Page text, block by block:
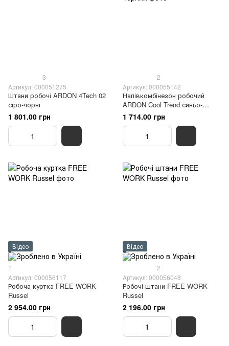
3
Артикул: 000051275
Штани робочі ARDON 4Tech 02
сіро-чорні
1 801.00 грн
2
Артикул: 000055142
Напівкомбінезон робочий
ARDON Cool Trend синьо-
чорний
1 714.00 грн
Відео
1
Артикул: 000056117
Робоча куртка FREE WORK
Russel
2 954.00 грн
Відео
2
Артикул: 000056048
Робочі штани FREE WORK
Russel
2 196.00 грн